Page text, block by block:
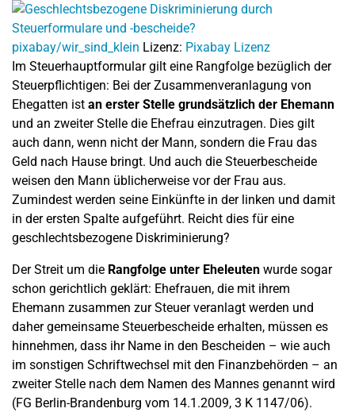
pixabay/wir_sind_klein Lizenz: Pixabay Lizenz
Im Steuerhauptformular gilt eine Rangfolge bezüglich der
Steuerpflichtigen: Bei der Zusammenveranlagung von
Ehegatten ist an erster Stelle grundsätzlich der Ehemann
und an zweiter Stelle die Ehefrau einzutragen. Dies gilt
auch dann, wenn nicht der Mann, sondern die Frau das
Geld nach Hause bringt. Und auch die Steuerbescheide
weisen den Mann üblicherweise vor der Frau aus.
Zumindest werden seine Einkünfte in der linken und damit
in der ersten Spalte aufgeführt. Reicht dies für eine
geschlechtsbezogene Diskriminierung?
Der Streit um die Rangfolge unter Eheleuten wurde sogar
schon gerichtlich geklärt: Ehefrauen, die mit ihrem
Ehemann zusammen zur Steuer veranlagt werden und
daher gemeinsame Steuerbescheide erhalten, müssen es
hinnehmen, dass ihr Name in den Bescheiden – wie auch
im sonstigen Schriftwechsel mit den Finanzbehörden – an
zweiter Stelle nach dem Namen des Mannes genannt wird
(FG Berlin-Brandenburg vom 14.1.2009, 3 K 1147/06).